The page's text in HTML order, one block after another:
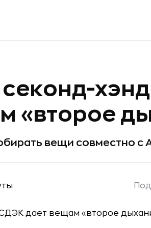
секонд-
«второе
вещи совместно с